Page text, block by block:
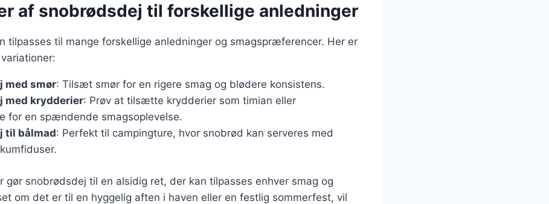
af snobrødsdej til forskellige anledninger
tilpasses til mange forskellige anledninger og smagspræferencer. Her er
med smør: Tilsæt smør for en rigere smag og blødere konsistens.
med krydderier: Prøv at tilsætte krydderier som timian eller
for en spændende smagsoplevelse.
til bålmad: Perfekt til campingture, hvor snobrød kan serveres med
gør snobrødsdej til en alsidig ret, der kan tilpasses enhver smag og
om det er til en hyggelig aften i haven eller en festlig sommerfest, vil